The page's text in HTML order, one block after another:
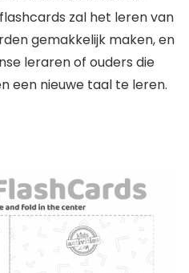
zal het leren van
gemakkelijk maken, en
leraren of ouders die
een nieuwe taal te leren.